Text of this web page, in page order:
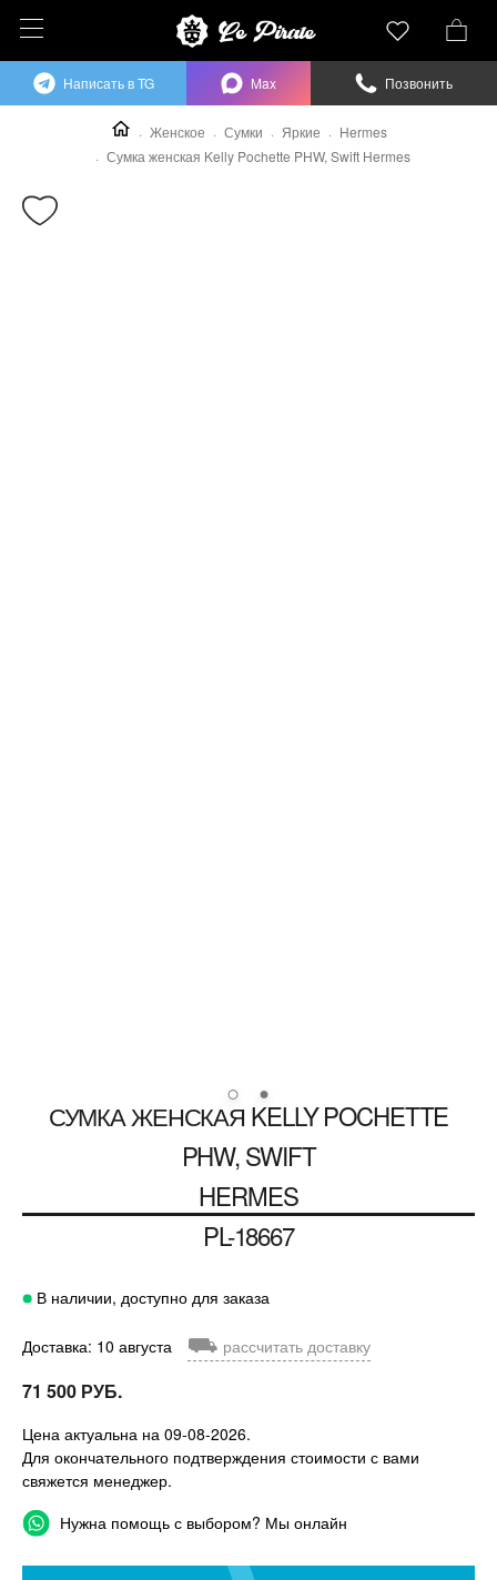
Женское Сумки Яркие
Hermes
Сумка женская Kelly Pochette PHW, Swift Hermes
СУМКА ЖЕНСКАЯ KELLY POCHETTE
PHW, SWIFT
HERMES
PL-18667
В наличии, доступно для заказа
Доставка: 10 августа ⛟ рассчитать доставку
71 500 РУБ.
Цена актуальна на 09-08-2026.
Для окончательного подтверждения стоимости с вами
свяжется менеджер.
Нужна помощь с выбором? Мы онлайн
Написать в TG Max Позвонить